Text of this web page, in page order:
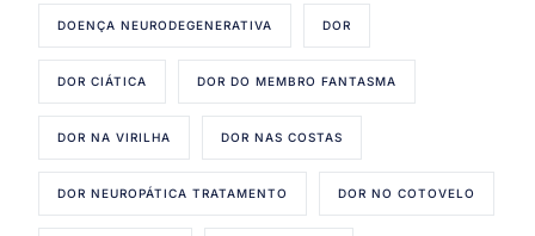
DOENÇA NEURODEGENERATIVA DOR
DOR CIÁTICA DOR DO MEMBRO FANTASMA
DOR NA VIRILHA DOR NAS COSTAS
DOR NEUROPÁTICA TRATAMENTO DOR NO COTOVELO